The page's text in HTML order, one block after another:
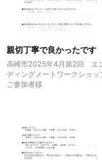
親切丁寧で良かったです
高崎市2025年4月第2回 エ
ディングノートワークショッ
ご参加者様